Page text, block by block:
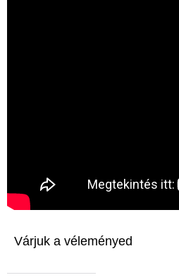
Várjuk a véleményed